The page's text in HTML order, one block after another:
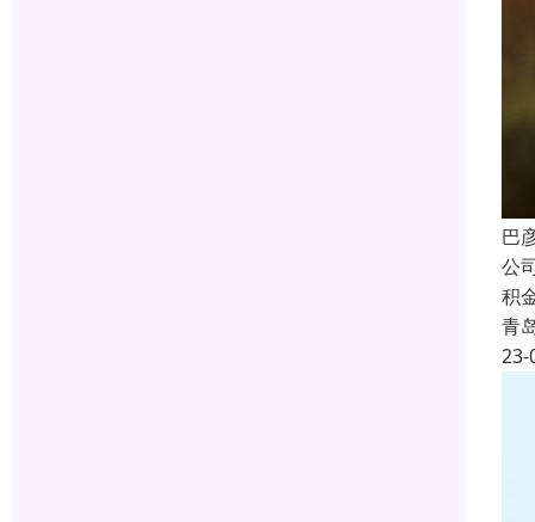
巴
公
积
青
23-